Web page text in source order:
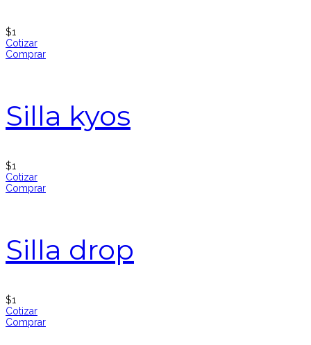
$1
Cotizar
Comprar
Silla kyos
$1
Cotizar
Comprar
Silla drop
$1
Cotizar
Comprar